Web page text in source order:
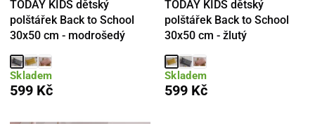
TODAY KIDS dětský
polštářek Back to School
30x50 cm - modrošedý
Skladem
599 Kč
TODAY KIDS dětský
polštářek Back to School
30x50 cm - žlutý
Skladem
599 Kč